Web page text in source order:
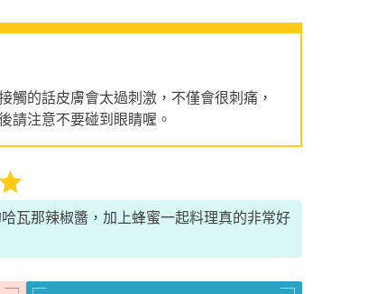
觸的話皮膚會太過刺激，不僅會很刺痛，
請注意不要碰到眼睛喔。
瓦那辣椒醬，加上蜂蜜一起料理真的非常好